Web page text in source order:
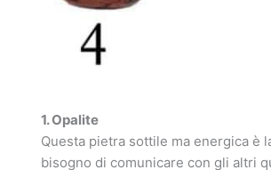
1. Opalite
Questa pietra sottile ma energica è
bisogno di comunicare con gli altri